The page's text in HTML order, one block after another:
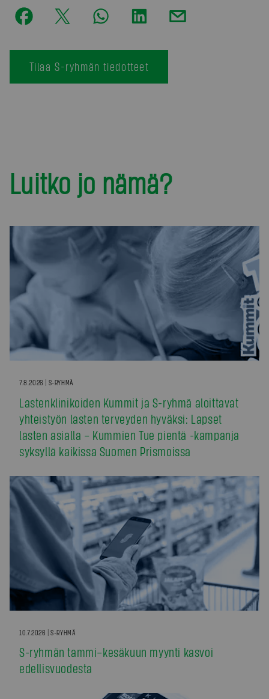
Tilaa S-ryhmän tiedotteet
Luitko jo nämä?
7.8.2026 | S-RYHMÄ
Lastenklinikoiden Kummit ja S-ryhmä aloittavat
yhteistyön lasten terveyden hyväksi: Lapset
lasten asialla – Kummien Tue pientä -kampanja
syksyllä kaikissa Suomen Prismoissa
10.7.2026 | S-RYHMÄ
S-ryhmän tammi–kesäkuun myynti kasvoi
edellisvuodesta